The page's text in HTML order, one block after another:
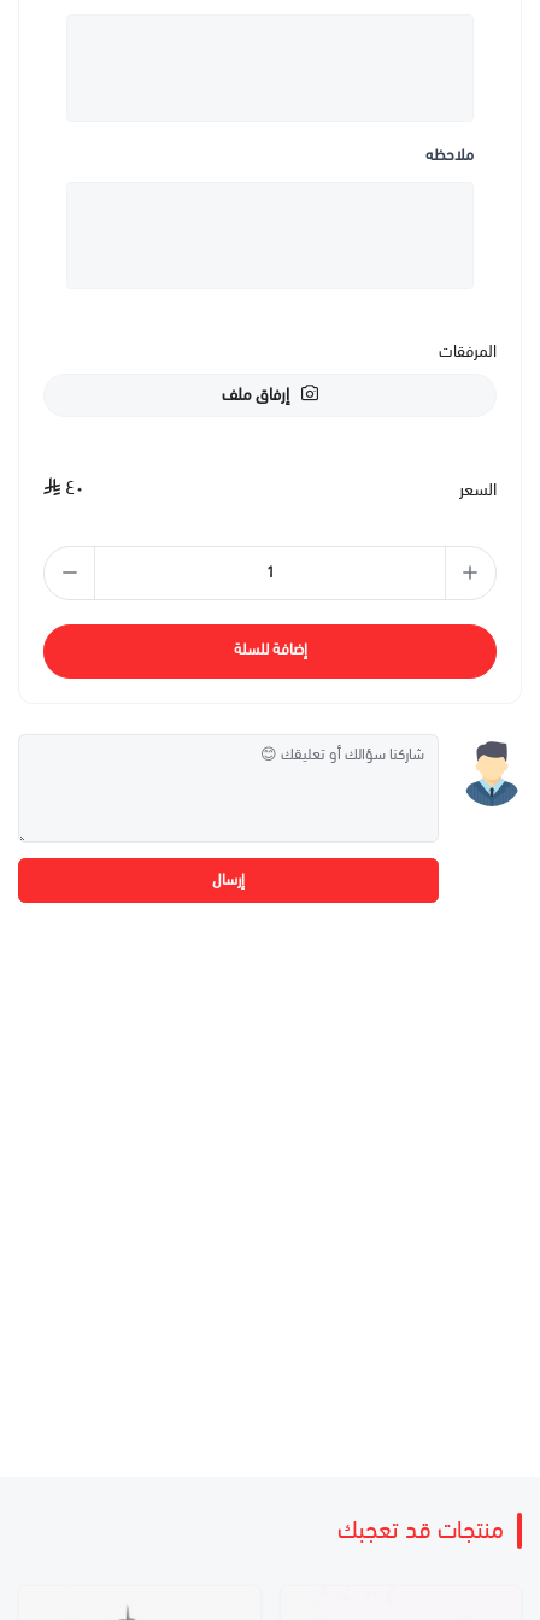
ملاحظه
المرفقات
إرفاق ملف
السعر ٤٠
إضافة للسلة
إرسال
منتجات قد تعجبك